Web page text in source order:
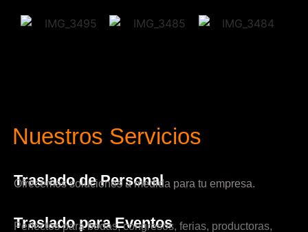
Nuestros Servicios
Traslado de Personal
Ofrecemos soluciones a medida para tu empresa.
Traslado para Eventos
Perfectos para bodas, congresos, ferias, productoras,